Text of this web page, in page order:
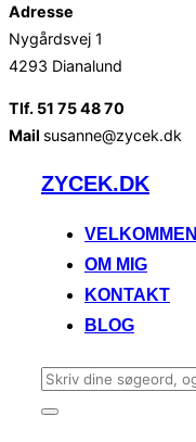
Adresse
Nygårdsvej 1
4293 Dianalund
Tlf. 51 75 48 70
Mail susanne@zycek.dk
VidereZYCEK.DK
VELKOMMEN
OM MIG
KONTAKT
BLOG
Søg
efter:
Slå